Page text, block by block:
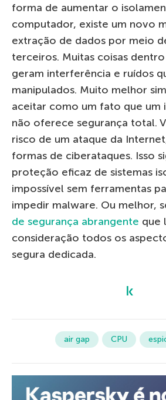
forma de aumentar o
computador, existe um novo
extração de dados por meio
terceiros. Muitas coisas
geram interferência e ruídos
manipulados. Muito melhor
aceitar como um fato que um
não oferece segurança total.
risco de um ataque da
formas de ciberataques. Isso
proteção eficaz de sistemas
impossível sem ferramentas
impedir malware. Ou melhor,
de segurança abrangente que
consideração todos os
segura dedicada.
air gap CPU